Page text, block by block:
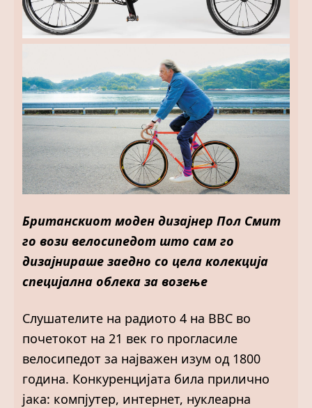
Британскиот моден дизајнер Пол Смит
го вози велосипедот што сам го
дизајнираше заедно со цела колекција
специјална облека за возење
Слушателите на радиото 4 на BBC во
почетокот на 21 век го прогласиле
велосипедот за најважен изум од 1800
година. Конкуренцијата била прилично
јака: компјутер, интернет, нуклеарна